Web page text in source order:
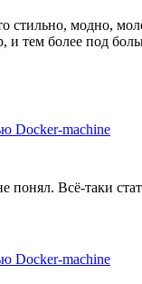
стильно, модно,
и тем более под
Docker-machine
понял. Всё-таки
Docker-machine